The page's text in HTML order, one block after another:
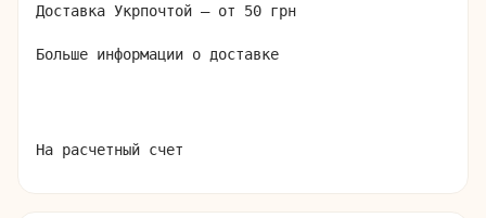
Доставка Укрпочтой – от 50 грн
Больше информации о доставке
На расчетный счет